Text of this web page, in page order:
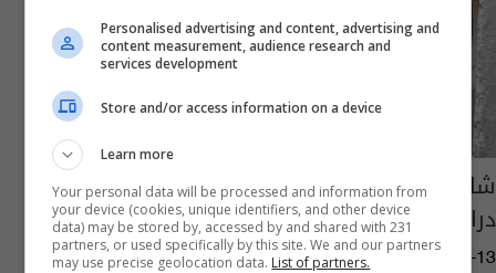
شاب يُقتل على يد "ضابط" بسبب عدم تسليم
دراجته!
14:10 | 2024-10-13
Personalised advertising and content, advertising and
content measurement, audience research and
services development
Store and/or access information on a device
Learn more
Your personal data will be processed and information from
your device (cookies, unique identifiers, and other device
data) may be stored by, accessed by and shared with 231
partners, or used specifically by this site. We and our partners
may use precise geolocation data. List of partners.